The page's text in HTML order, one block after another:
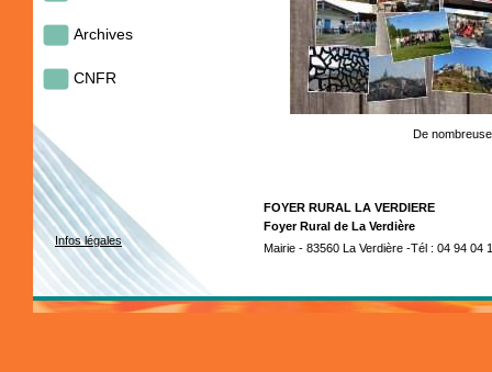
Archives
CNFR
De
Infos légales
FOYER RURAL LA VERDIERE
Foyer Rural de La Verdière
Mairie - 83560 La Verdière -Tél : 04 94 04